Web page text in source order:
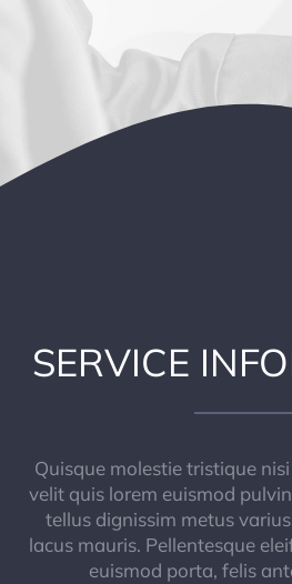
SERVICE
Quisque molestie tristique
velit quis lorem euismod
tellus dignissim metus
lacus mauris. Pellentesque
euismod porta, felis